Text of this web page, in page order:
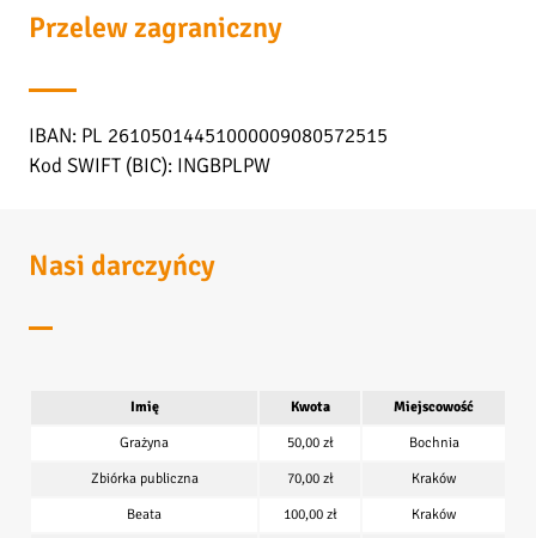
Przelew zagraniczny
IBAN: PL 26105014451000009080572515
Kod SWIFT (BIC): INGBPLPW
Nasi darczyńcy
Imię Kwota
Miejscowość
Grażyna
50,00 zł
Bochnia
Zbiórka publiczna
70,00 zł
Kraków
Beata
100,00 zł
Kraków